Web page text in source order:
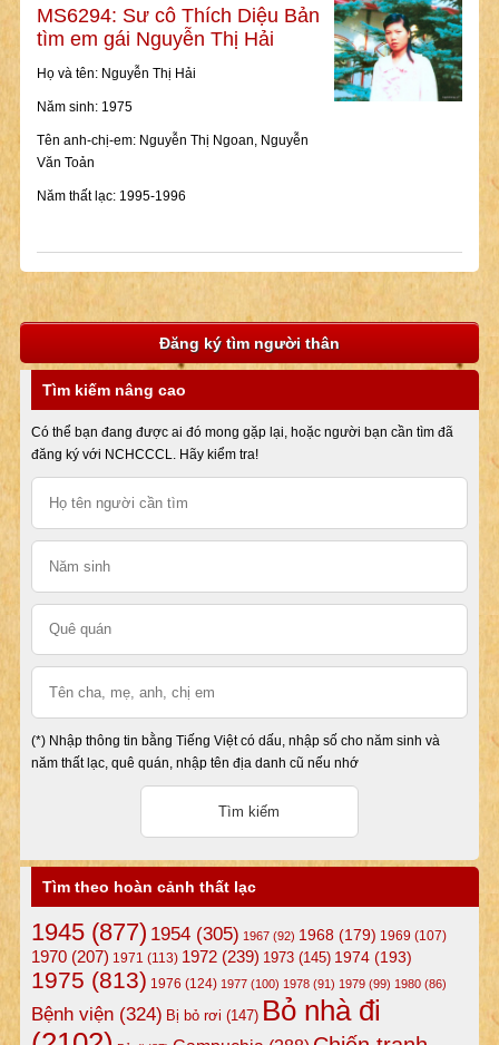
MS6294: Sư cô Thích Diệu Bản
tìm em gái Nguyễn Thị Hải
Họ và tên: Nguyễn Thị Hải
Năm sinh: 1975
Tên anh-chị-em: Nguyễn Thị Ngoan, Nguyễn
Văn Toản
Năm thất lạc: 1995-1996
Đăng ký tìm người thân
Tìm kiếm nâng cao
Có thể bạn đang được ai đó mong gặp lại, hoặc người bạn cần tìm đã
đăng ký với NCHCCCL. Hãy kiểm tra!
(*) Nhập thông tin bằng Tiếng Việt có dấu, nhập số cho năm sinh và
năm thất lạc, quê quán, nhập tên địa danh cũ nếu nhớ
Tìm theo hoàn cảnh thất lạc
1945(877) 1954(305) 1967(92) 1968(179) 1969 (107)
1970(207) 1971 (113) 1972(239) 1973(145) 1974(193)
1975 (813) 1976 (124) 1977(100) 1978(91) 1979(99) 1980(86)
Bệnh viện(324) Bị bỏ rơi (147) Bỏ nhà đi